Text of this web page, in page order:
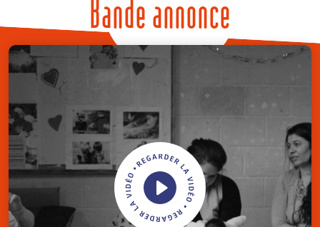
Bande annonce